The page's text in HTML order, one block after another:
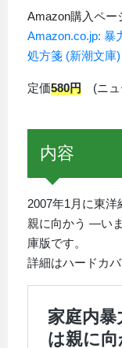
Amazon購入ペ
Amazon.co.jp:
処方箋 (新潮文庫
定価580円 (ニュ
内容
2007年1月に東
親に向かう ―い
庫版です。
詳細はハードカ